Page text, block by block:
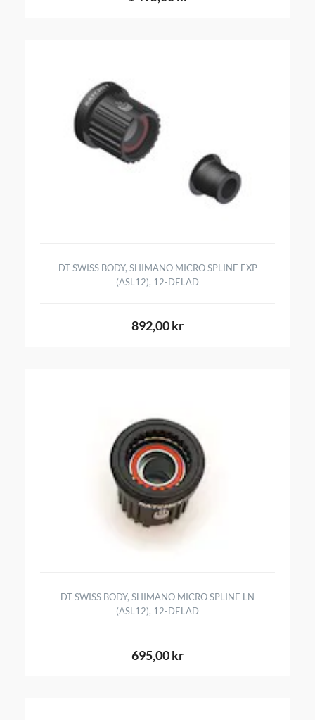
DT SWISS BODY, SHIMANO MICRO SPLINE EXP
(ASL12), 12-DELAD
892,00 kr
DT SWISS BODY, SHIMANO MICRO SPLINE LN
(ASL12), 12-DELAD
695,00 kr